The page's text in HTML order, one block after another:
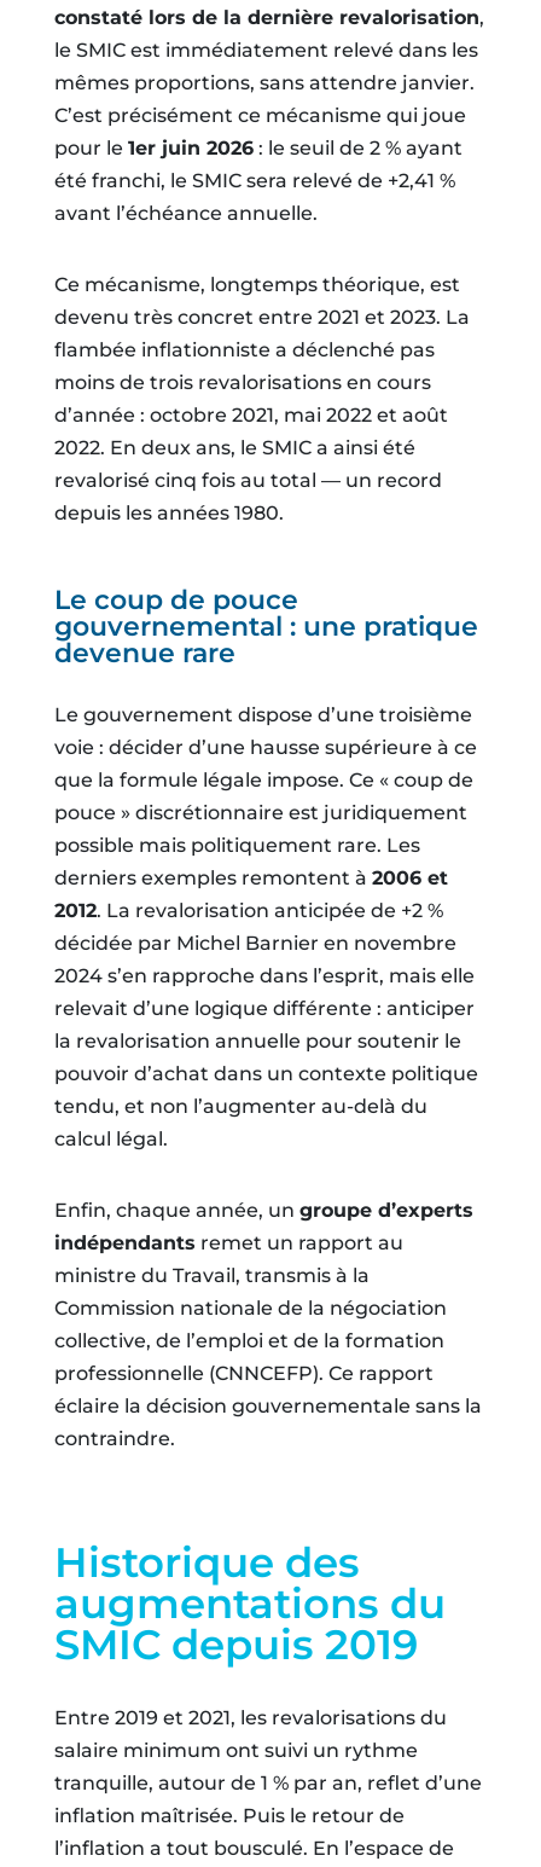
constaté lors de la dernière revalorisation,
le SMIC est immédiatement relevé dans les
mêmes proportions, sans attendre janvier.
C’est précisément ce mécanisme qui joue
pour le 1er juin 2026: le seuil de 2 % ayant
été franchi, le SMIC sera relevé de +2,41 %
avant l’échéance annuelle.
Ce mécanisme, longtemps théorique, est
devenu très concret entre 2021 et 2023. La
flambée inflationniste a déclenché pas
moins de trois revalorisations en cours
d’année : octobre 2021, mai 2022 et août
2022. En deux ans, le SMIC a ainsi été
revalorisé cinq fois au total — un record
depuis les années 1980.
Le coup de pouce
gouvernemental : une pratique
devenue rare
Le gouvernement dispose d’une troisième
voie : décider d’une hausse supérieure à ce
que la formule légale impose. Ce « coup de
pouce » discrétionnaire est juridiquement
possible mais politiquement rare. Les
derniers exemples remontent à 2006 et
2012. La revalorisation anticipée de +2 %
décidée par Michel Barnier en novembre
2024 s’en rapproche dans l’esprit, mais elle
relevait d’une logique différente : anticiper
la revalorisation annuelle pour soutenir le
pouvoir d’achat dans un contexte politique
tendu, et non l’augmenter au-delà du
calcul légal.
Enfin, chaque année, un groupe d’experts
indépendants remet un rapport au
ministre du Travail, transmis à la
Commission nationale de la négociation
collective, de l’emploi et de la formation
professionnelle (CNNCEFP). Ce rapport
éclaire la décision gouvernementale sans la
contraindre.
Historique des
augmentations du
SMIC depuis 2019
Entre 2019 et 2021, les revalorisations du
salaire minimum ont suivi un rythme
tranquille, autour de 1 % par an, reflet d’une
inflation maîtrisée. Puis le retour de
l’inflation a tout bousculé. En l’espace de